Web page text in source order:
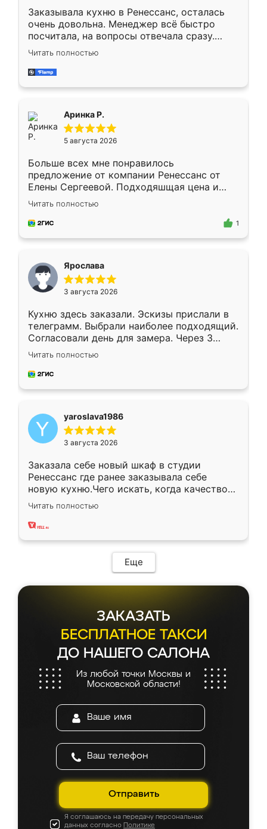
Заказывала кухню в Ренессанс, осталась
очень довольна. Менеджер всё быстро
посчитала, на вопросы отвечала сразу.
Замерщик приехал в субботу, подошёл к
делу со всей ответственностью. Собрали
за день, ребята работали аккуратно, даже
Читать полностью
Аринка Р.
5 августа 2026
Больше всех мне понравилось
предложение от компании Ренессанс от
Елены Сергеевой. Подходяшщая цена и
короткие сроки изготовления. Приехавший
для замера сотрудник Владислав
предложил по моему эскизу самый
Читать полностью
1
Ярослава
3 августа 2026
Кухню здесь заказали. Эскизы прислали в
телеграмм. Выбрали наиболее подходящий.
Согласовали день для замера. Через 3
недели кухня была уже готова. Остались
довольны работой. Спасибо Ренессанс
мебель за качественную работу!
Читать полностью
yaroslava1986
3 августа 2026
Заказала себе новый шкаф в студии
Ренессанс где ранее заказывала себе
новую кухню.Чего искать, когда качеством
вполне довольна. Служит кухня уже почти
два года, нареканий нет.
Читать полностью
Еще
ЗАКАЗАТЬ
БЕСПЛАТНОЕ ТАКСИ
ДО НАШЕГО САЛОНА
Из любой точки Москвы и
Московской области!
Отправить
Я соглашаюсь на передачу персональных
данных согласно Политике